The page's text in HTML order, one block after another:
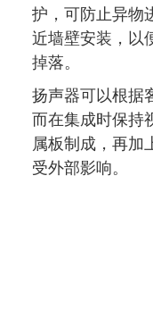
护，可防止异物
近墙壁安装，以
掉落。
扬声器可以根据
而在集成时保持
属板制成，再加
受外部影响。